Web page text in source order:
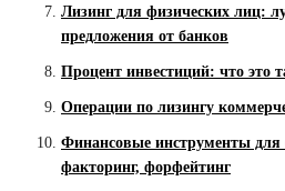
Лизинг для физических лиц:
предложения от банков
Процент инвестиций: что это
Операции по лизингу
Финансовые инструменты для
факторинг, форфейтинг